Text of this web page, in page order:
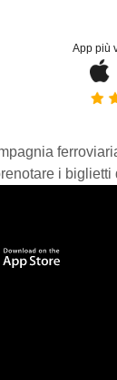
App più
i biglietti